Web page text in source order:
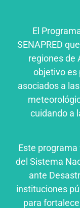
El
SENAPRED
regiones de
objetivo es
asociados a
cuidando a
Este
del Sistema
ante
instituciones
para